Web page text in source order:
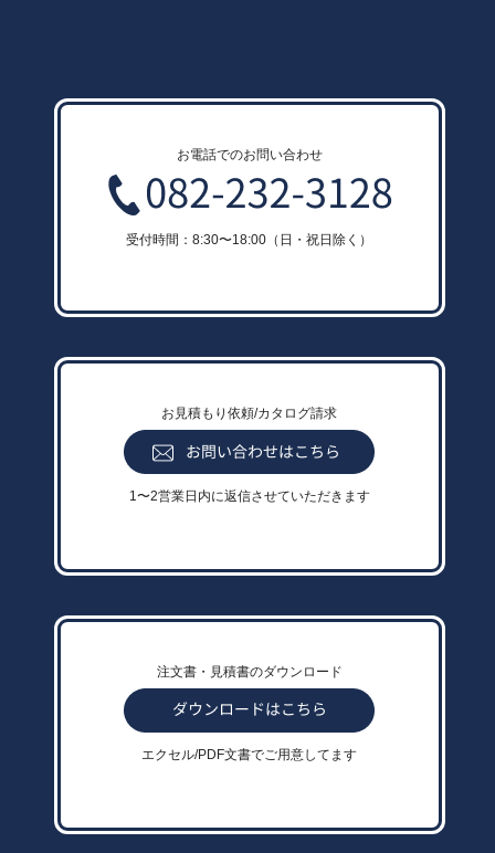
お電話でのお問い合わせ
受付時間：8:30〜18:00（日・祝日除く）
お見積もり依頼/カタログ請求
1〜2営業日内に返信させていただきます
注文書・見積書のダウンロード
エクセル/PDF文書でご用意してます